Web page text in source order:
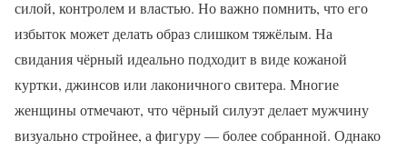
силой, контролем и властью. Но важно помнить, что его
избыток может делать образ слишком тяжёлым. На
свидания чёрный идеально подходит в виде кожаной
куртки, джинсов или лаконичного свитера. Многие
женщины отмечают, что чёрный силуэт делает мужчину
визуально стройнее, а фигуру — более собранной. Однако